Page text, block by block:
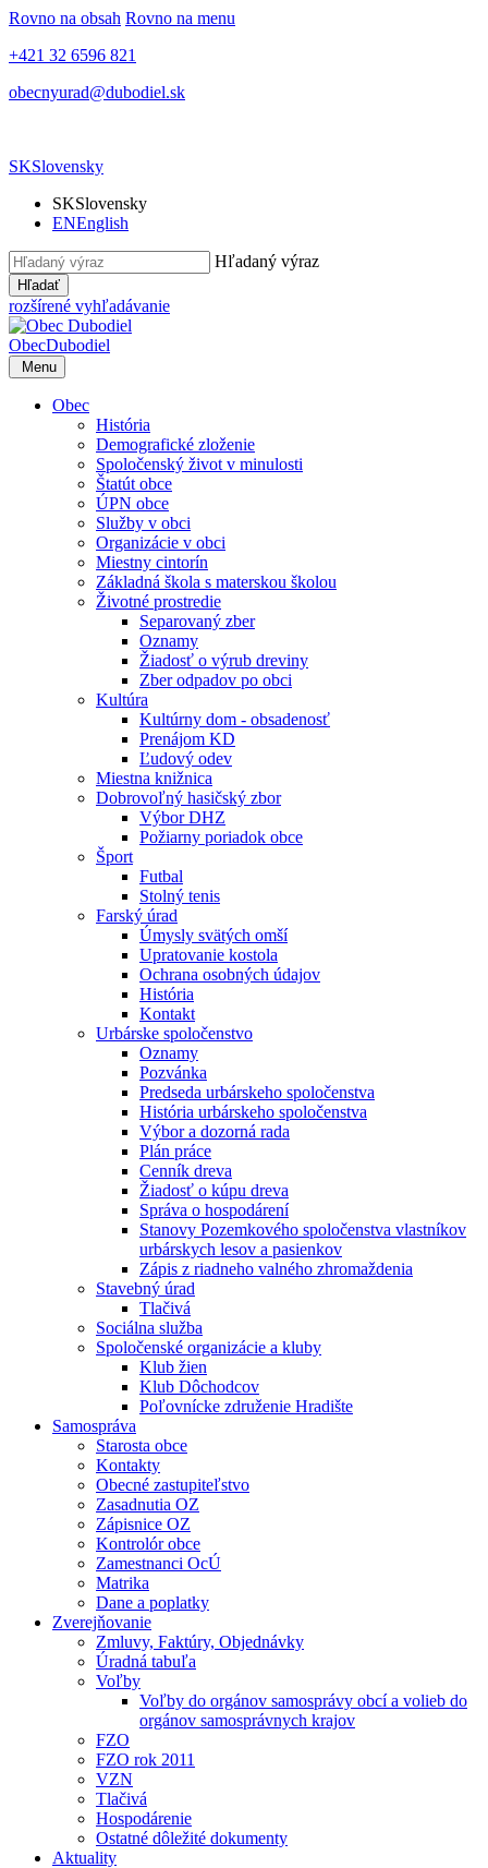
Rovno na obsah Rovno na menu
+421 32 6596 821
obecnyurad@dubodiel.sk
SKSlovensky
SKSlovensky
ENEnglish
Hľadaný výraz
Hľadať
rozšírené vyhľadávanie
ObecDubodiel
Menu
Obec
História
Demografické zloženie
Spoločenský život v minulosti
Štatút obce
ÚPN obce
Služby v obci
Organizácie v obci
Miestny cintorín
Základná škola s materskou školou
Životné prostredie
Separovaný zber
Oznamy
Žiadosť o výrub dreviny
Zber odpadov po obci
Kultúra
Kultúrny dom - obsadenosť
Prenájom KD
Ľudový odev
Miestna knižnica
Dobrovoľný hasičský zbor
Výbor DHZ
Požiarny poriadok obce
Šport
Futbal
Stolný tenis
Farský úrad
Úmysly svätých omší
Upratovanie kostola
Ochrana osobných údajov
História
Kontakt
Urbárske spoločenstvo
Oznamy
Pozvánka
Predseda urbárskeho spoločenstva
História urbárskeho spoločenstva
Výbor a dozorná rada
Plán práce
Cenník dreva
Žiadosť o kúpu dreva
Správa o hospodárení
Stanovy Pozemkového spoločenstva vlastníkov
urbárskych lesov a pasienkov
Zápis z riadneho valného zhromaždenia
Stavebný úrad
Tlačivá
Sociálna služba
Spoločenské organizácie a kluby
Klub žien
Klub Dôchodcov
Poľovnícke združenie Hradište
Samospráva
Starosta obce
Kontakty
Obecné zastupiteľstvo
Zasadnutia OZ
Zápisnice OZ
Kontrolór obce
Zamestnanci OcÚ
Matrika
Dane a poplatky
Zverejňovanie
Zmluvy, Faktúry, Objednávky
Úradná tabuľa
Voľby
Voľby do orgánov samosprávy obcí a volieb do
orgánov samosprávnych krajov
FZO
FZO rok 2011
VZN
Tlačivá
Hospodárenie
Ostatné dôležité dokumenty
Aktuality